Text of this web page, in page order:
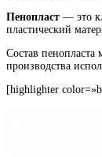
Пенопласт — это
пластический
Состав пенопласта
производства
[highlighter